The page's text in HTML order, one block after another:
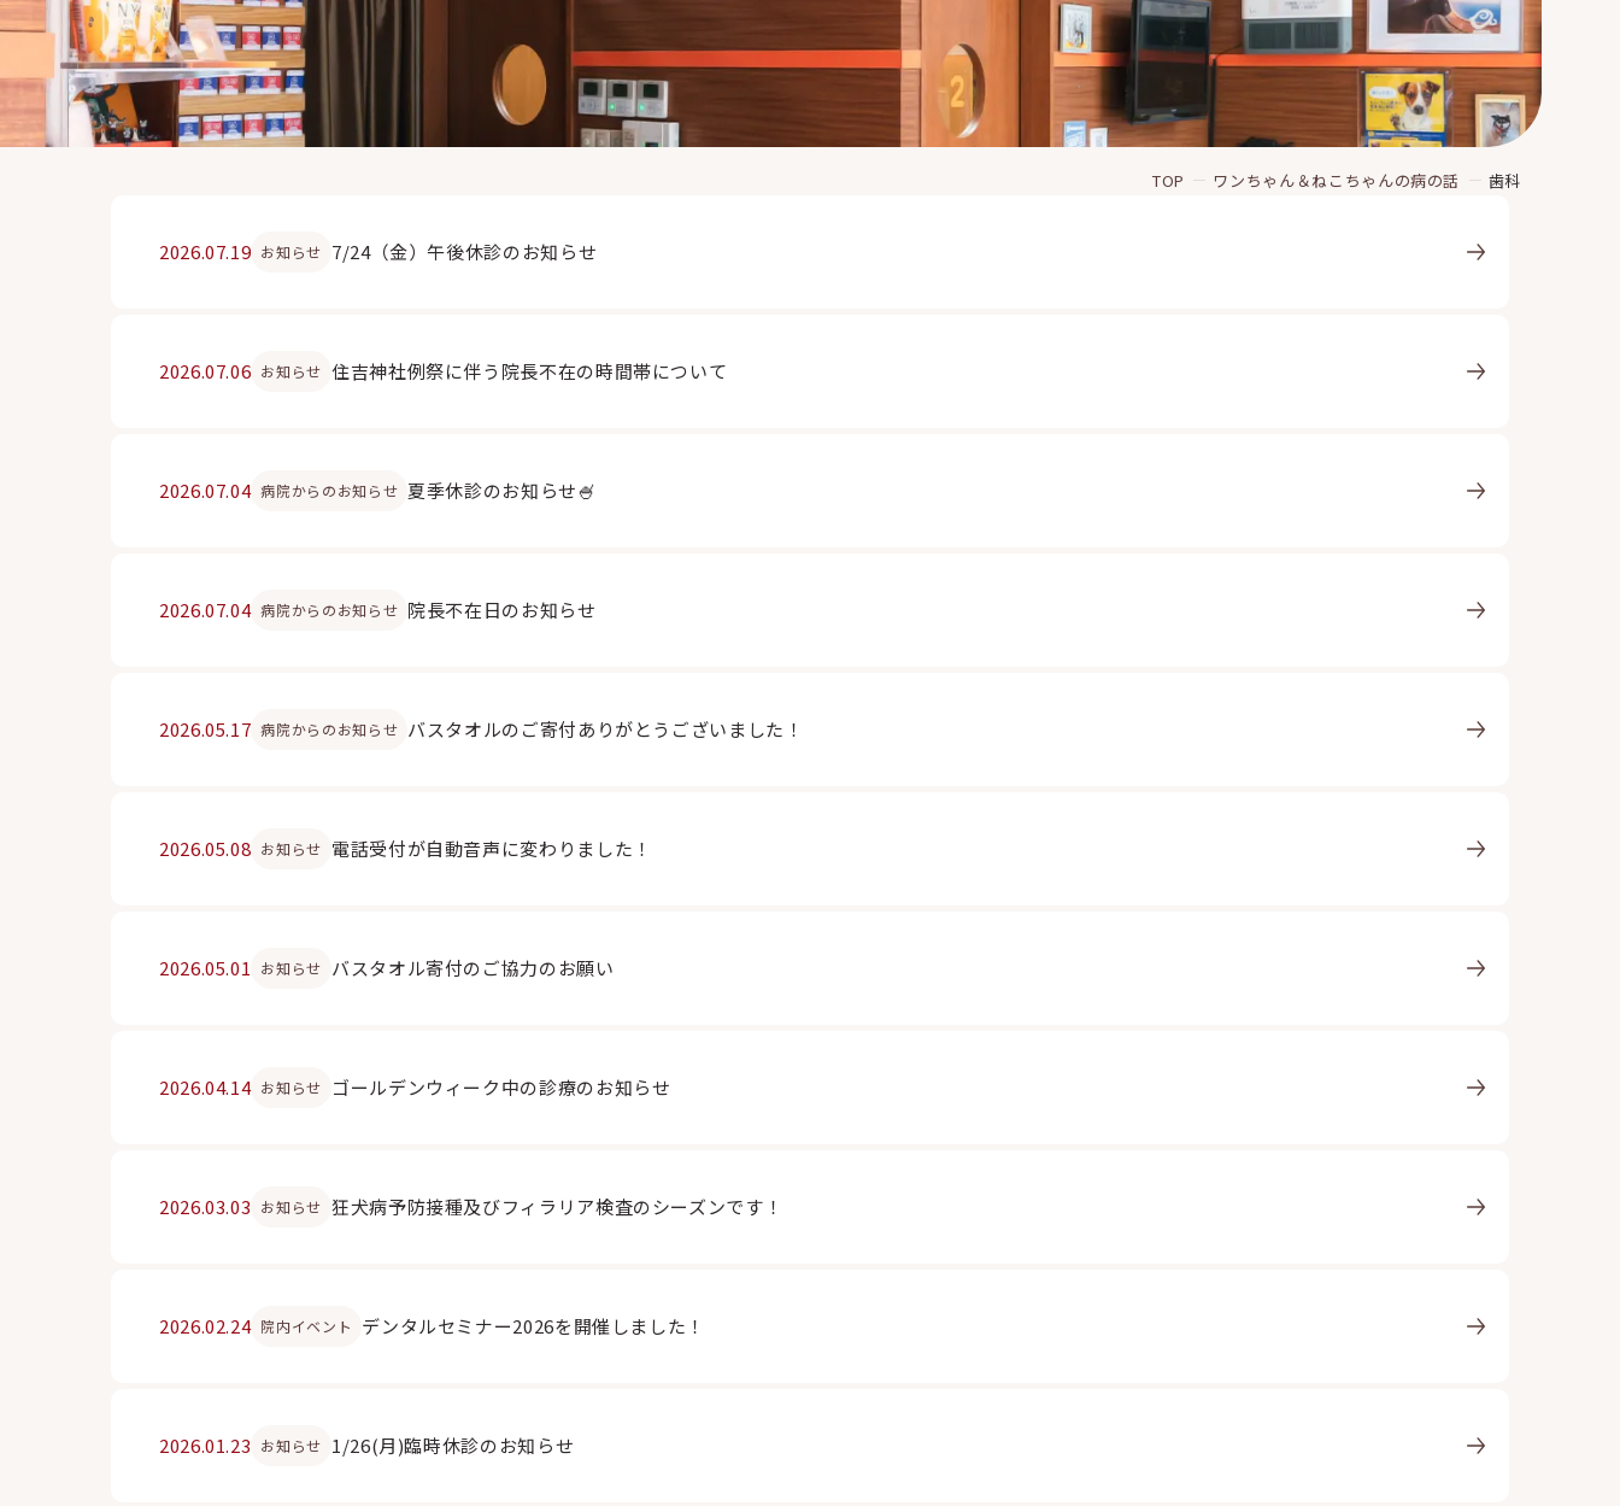
TOP ワンちゃん＆ねこちゃんの病の話 歯科
2026.07.19 お知らせ 7/24（金）午後休診のお知らせ
2026.07.06 お知らせ 住吉神社例祭に伴う院長不在の時間帯について
2026.07.04 病院からのお知らせ 夏季休診のお知らせ🍧
2026.07.04 病院からのお知らせ 院長不在日のお知らせ
2026.05.17 病院からのお知らせ バスタオルのご寄付ありがとうございました！
2026.05.08 お知らせ 電話受付が自動音声に変わりました！
2026.05.01 お知らせ バスタオル寄付のご協力のお願い
2026.04.14 お知らせ ゴールデンウィーク中の診療のお知らせ
2026.03.03 お知らせ 狂犬病予防接種及びフィラリア検査のシーズンです！
2026.02.24 院内イベント デンタルセミナー2026を開催しました！
2026.01.23 お知らせ 1/26(月)臨時休診のお知らせ